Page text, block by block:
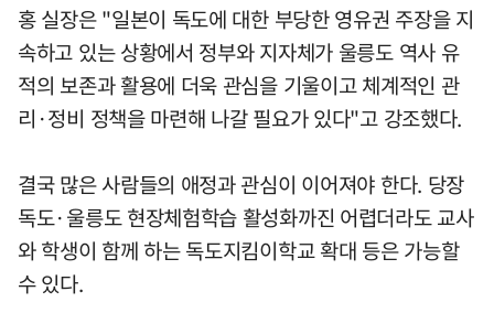
홍 실장은 "일본이 독도에 대한 부당한 영유권 주장을 지
속하고 있는 상황에서 정부와 지자체가 울릉도 역사 유
적의 보존과 활용에 더욱 관심을 기울이고 체계적인 관
리·정비 정책을 마련해 나갈 필요가 있다"고 강조했다.
결국 많은 사람들의 애정과 관심이 이어져야 한다. 당장
독도·울릉도 현장체험학습 활성화까진 어렵더라도 교사
와 학생이 함께 하는 독도지킴이학교 확대 등은 가능할
수 있다.